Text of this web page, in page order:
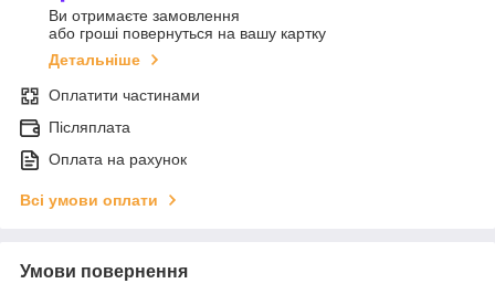
Ви отримаєте замовлення
або гроші повернуться на вашу картку
Детальніше
Оплатити частинами
Післяплата
Оплата на рахунок
Всі умови оплати
Умови повернення